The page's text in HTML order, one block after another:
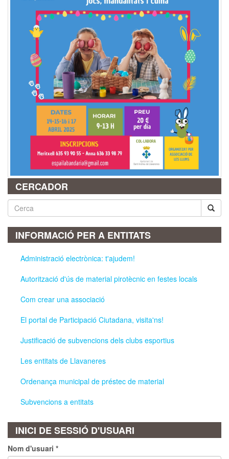
CERCADOR
INFORMACIÓ PER A ENTITATS
Administració electrònica: t'ajudem!
Autorització d'ús de material pirotècnic en festes locals
Com crear una associació
El portal de Participació Ciutadana, visita'ns!
Justificació de subvencions dels clubs esportius
Les entitats de Llavaneres
Ordenança municipal de préstec de material
Subvencions a entitats
INICI DE SESSIÓ D'USUARI
Nom d'usuari *